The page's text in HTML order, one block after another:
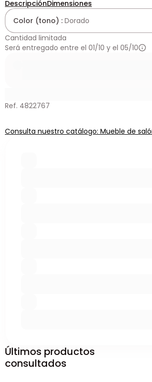
DescripciónDimensiones
Color (tono) : Dorado
Cantidad limitada
Será entregado entre el 01/10 y el 05/10
Ref. 4822767
Consulta nuestro catálogo: Mueble de
Últimos productos
consultados